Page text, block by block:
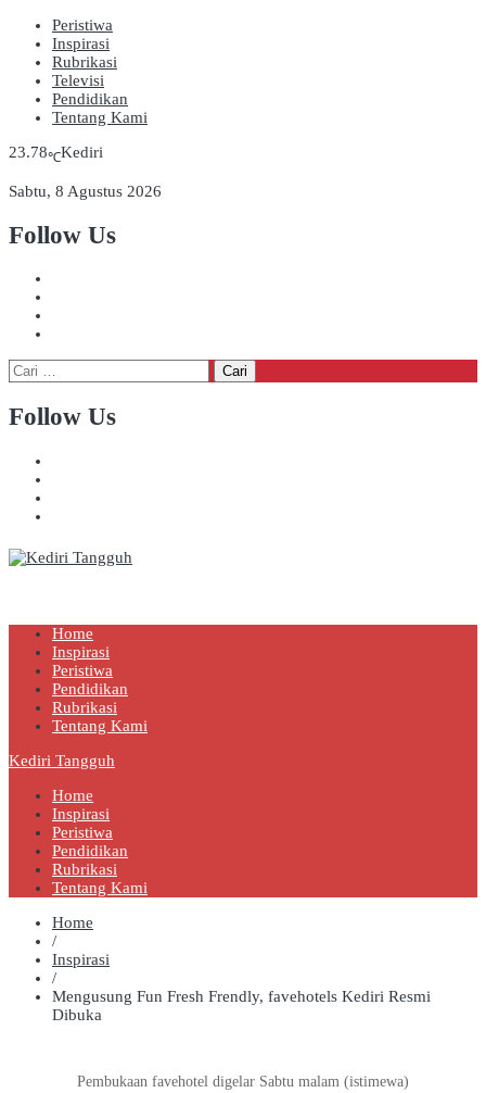
Peristiwa
Inspirasi
Rubrikasi
Televisi
Pendidikan
Tentang Kami
23.78℃Kediri
Sabtu, 8 Agustus 2026
Follow Us
Cari
untuk:
Follow Us
Home
Inspirasi
Peristiwa
Pendidikan
Rubrikasi
Tentang Kami
Kediri Tangguh
Home
Inspirasi
Peristiwa
Pendidikan
Rubrikasi
Tentang Kami
Home
/
Inspirasi
/
Mengusung Fun Fresh Frendly, favehotels Kediri Resmi
Dibuka
Pembukaan favehotel digelar Sabtu malam (istimewa)